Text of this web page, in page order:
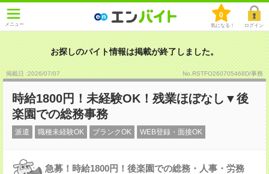
メニュー
0
気になる！ ログイン
お探しのバイト情報は掲載が終了しました。
掲載日 :2026/07/07 No.RSTFO260705468D/事務
時給1800円！未経験OK！残業ほぼなし▼後
楽園での総務事務
派遣 職種未経験OK ブランクOK WEB登録・面接OK
急募！時給1800円！後楽園での総務・人事・労務